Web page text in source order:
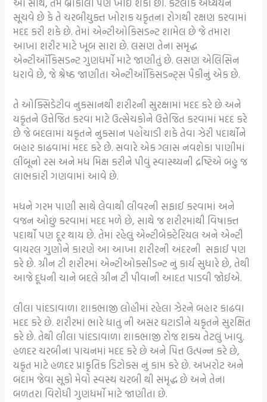
સૂચવે છે કે તે ચરબીયુક્ત ખોરાક યકૃતના રોગથી રક્ષણ કરવામાં
મદદ કરી શકે છે. તેમાં એન્ટીઓકિસડન્ટ શામેલ છે જે તમારા
આખા શરીર માટે ખૂબ સારા છે. લસણ તેના સમૃદ્ધ
એન્ટીઑકિસડન્ટ ગુણધર્મો માટે જાણીતું છે. લસણ એલિસિન
ધરાવે છે, જે શ્રેષ્ઠ જાણીતા એન્ટીઑકિસડન્ટ્સ પૈકીનું એક છે.
તે ઓક્સિડેટીવ નુકસાનથી શરીરની સુરક્ષામાં મદદ કરે છે અને
યકૃતને ઉત્તેજિત કરવા માટે ઉત્સેચકોને ઉત્તેજિત કરવામાં મદદ કરે
છે જે બદલામાં યકૃતને નુકસાન પહોંચાડી શકે તેવા ઝેરી પદાર્થોને
બહાર કાઢવામાં મદદ કરે છે. સવારે એક ગ્લાસ નવશેકા પાણીમાં
લીંબૂનો રસ અને મધ મિક્ષ કરીને પીવું સ્વાસ્થ્યની દ્રષ્ટિએ બહુ જ
લાભકારી ગણવામાં આવે છે.
મધને ગરમ પાણી સાથે લેવાથી લીવરની સફાઈ કરવામાં અને
વજન ઓછું કરવામાં મદદ મળે છે, સાથે જ શરીરમાંથી વિષાક્ત
પદાર્થો પણ દૂર થાય છે. તેમાં રહેલું એન્ટીબેક્ટેરિયલ અને એન્ટી
વાયરલ ગુણોને કારણે આ આખા શરીરની અંદરની સફાઈ પણ
કરે છે. ગ્રીન ટી શરીરમાં એન્ટીઓક્સીડન્ટ નું કાર્ય સુધારે છે, તેથી
આજે દૂધની ચાને બદલે ગ્રીન ટી પીવાની આદત પાડવી જોઈએ.
લીલા પાંદડાવાળા શાકભાજી લોહીમાં રહેલા ઝેરને બહાર કાઢવા
મદદ કરે છે. શરીરમાં ભારે ધાતુ ની અસર ઘટાડીને યકૃતને સુરક્ષિત
કરે છે. તેથી લીલા પાંદડાવાળા શાકભાજી રોજ શક્ય તેટલું ખાવુ.
હળદર ચરબીના પાચનમાં મદદ કરે છે અને પિત્ત ઉત્પન્ન કરે છે,
યકૃત માટે હળદર પ્રાકૃતિક ડિટોક્સ નું કામ કરે છે. અખરોટ અને
બદામ જેવા સૂકો મેવો સ્વસ્થ ચરબી થી સમૃદ્ધ છે અને તેના
બળતરા વિરોધી ગુણધર્મો માટે જાણીતા છે.